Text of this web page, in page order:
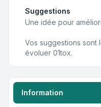
Suggestions
Une idée pour
Vos suggestions sont
évoluer 01tox.
Information